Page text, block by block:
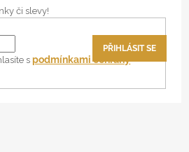
či slevy!
spodmínkami ochrany
PŘIHLÁSIT SE